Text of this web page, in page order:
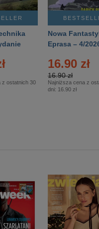
z ostatnich 30
Nowa
Eprasa – 4/
16.90 zł
16.90 zł
Najniższa cena z
dni: 16.90 zł